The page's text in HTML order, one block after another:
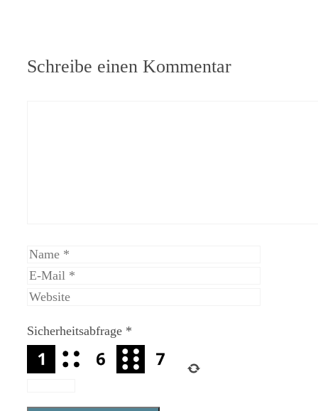
Schreibe einen Kommentar
Name
Sicherheitsabfrage *